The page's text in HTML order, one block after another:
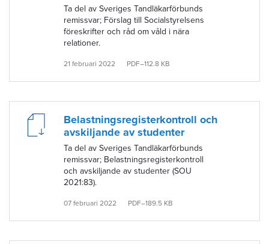
Ta del av Sveriges Tandläkarförbunds
remissvar; Förslag till Socialstyrelsens
föreskrifter och råd om våld i nära
relationer.
21 februari 2022 PDF–112.8 KB
Belastningsregisterkontroll och
avskiljande av studenter
Ta del av Sveriges Tandläkarförbunds
remissvar; Belastningsregisterkontroll
och avskiljande av studenter (SOU
2021:83).
07 februari 2022 PDF–189.5 KB